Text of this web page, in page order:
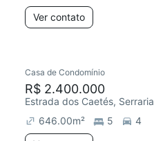
Ver contato
Casa de Condomínio
R$ 2.400.000
Estrada dos Caetés, Serraria
646.00m² 5
4